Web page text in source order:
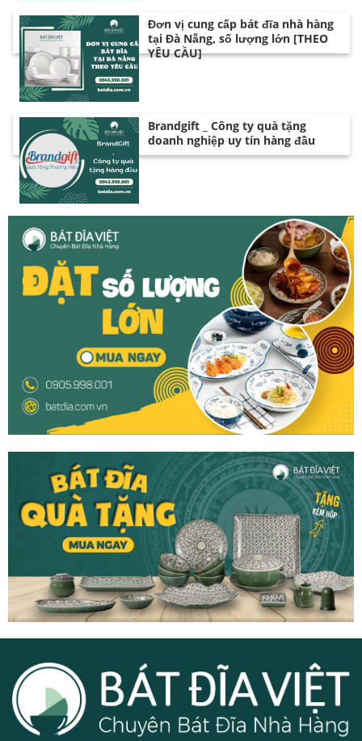
Đơn vị cung cấp bát đĩa nhà hàng
tại Đà Nẵng, số lượng lớn [THEO
YÊU CẦU]
Brandgift _ Công ty quà tặng
doanh nghiệp uy tín hàng đầu